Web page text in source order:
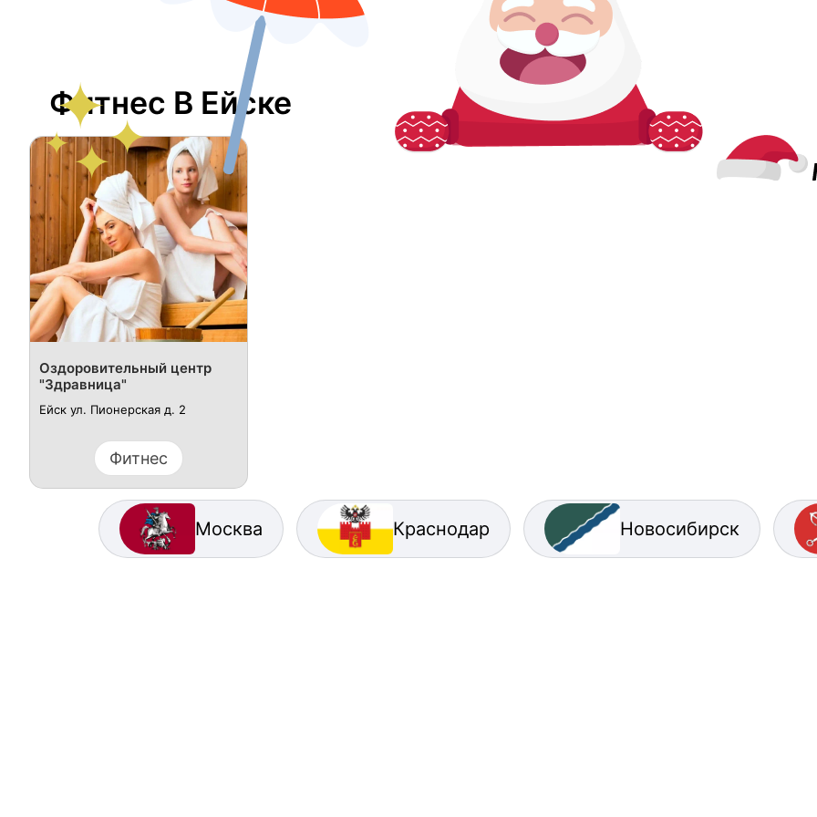
Фитнес В Ейске
Оздоровительный центр
"Здравница"
Ейск ул. Пионерская д. 2
Фитнес
Москва Краснодар Новосибирск